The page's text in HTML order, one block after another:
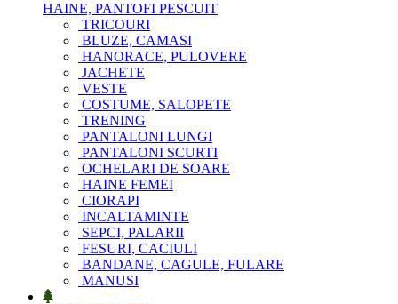
HAINE, PANTOFI PESCUIT
TRICOURI
BLUZE, CAMASI
HANORACE, PULOVERE
JACHETE
VESTE
COSTUME, SALOPETE
TRENING
PANTALONI LUNGI
PANTALONI SCURTI
OCHELARI DE SOARE
HAINE FEMEI
CIORAPI
INCALTAMINTE
SEPCI, PALARII
FESURI, CACIULI
BANDANE, CAGULE, FULARE
MANUSI